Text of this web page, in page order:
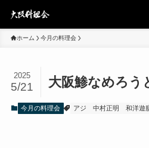
ホーム 今月の料理会
大阪鯵なめろう
2025
5/21
今月の料理会 アジ 中村正明 和洋遊